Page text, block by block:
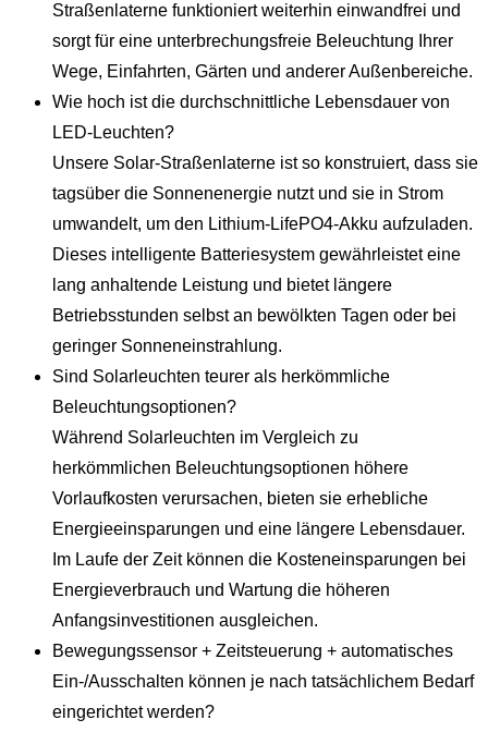
Straßenlaterne funktioniert weiterhin einwandfrei und
sorgt für eine unterbrechungsfreie Beleuchtung Ihrer
Wege, Einfahrten, Gärten und anderer Außenbereiche.
Wie hoch ist die durchschnittliche Lebensdauer von
LED-Leuchten?
Unsere Solar-Straßenlaterne ist so konstruiert, dass sie
tagsüber die Sonnenenergie nutzt und sie in Strom
umwandelt, um den Lithium-LifePO4-Akku aufzuladen.
Dieses intelligente Batteriesystem gewährleistet eine
lang anhaltende Leistung und bietet längere
Betriebsstunden selbst an bewölkten Tagen oder bei
geringer Sonneneinstrahlung.
Sind Solarleuchten teurer als herkömmliche
Beleuchtungsoptionen?
Während Solarleuchten im Vergleich zu
herkömmlichen Beleuchtungsoptionen höhere
Vorlaufkosten verursachen, bieten sie erhebliche
Energieeinsparungen und eine längere Lebensdauer.
Im Laufe der Zeit können die Kosteneinsparungen bei
Energieverbrauch und Wartung die höheren
Anfangsinvestitionen ausgleichen.
Bewegungssensor + Zeitsteuerung + automatisches
Ein-/Ausschalten können je nach tatsächlichem Bedarf
eingerichtet werden?